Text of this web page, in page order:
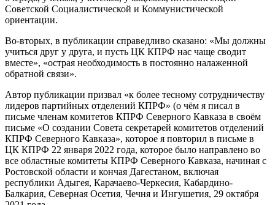
Советской Социалистической и Коммунистической
ориентации.
Во-вторых, в публикации справедливо сказано: «Мы должны
учиться друг у друга, и пусть ЦК КПРФ нас чаще сводит
вместе», «острая необходимость в постоянно налаженной
обратной связи».
Автор публикации призвал «к более тесному сотрудничеству
лидеров партийных отделений КПРФ» (о чём я писал в
письме членам комитетов КПРФ Северного Кавказа в своём
письме «О создании Совета секретарей комитетов отделений
КПРФ Северного Кавказа», которое я повторил в письме в
ЦК КПРФ 22 января 2022 года, которое было направлено во
все областные комитеты КПРФ Северного Кавказа, начиная с
Ростовской области и кончая Дагестаном, включая
республики Адыгея, Карачаево-Черкесия, Кабардино-
Балкария, Северная Осетия, Чечня и Ингушетия, 29 октября